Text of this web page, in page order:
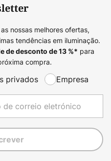
nossas melhores ofertas,
tendências em iluminação.
de desconto de13%* para
compra.
privados Empresa